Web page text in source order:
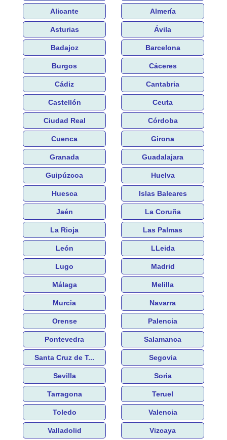
Alicante Almería
Asturias Ávila
Badajoz Barcelona
Burgos Cáceres
Cádiz Cantabria
Castellón Ceuta
Ciudad Real Córdoba
Cuenca Girona
Granada Guadalajara
Guipúzcoa Huelva
Huesca Islas Baleares
Jaén La Coruña
La Rioja Las Palmas
León LLeida
Lugo Madrid
Málaga Melilla
Murcia Navarra
Orense Palencia
Pontevedra Salamanca
Santa Cruz de T... Segovia
Sevilla Soria
Tarragona Teruel
Toledo Valencia
Valladolid Vizcaya